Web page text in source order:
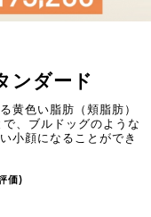
ンダード
黄色い脂肪（頬脂肪）
、ブルドッグのような
小顔になることができ
価)